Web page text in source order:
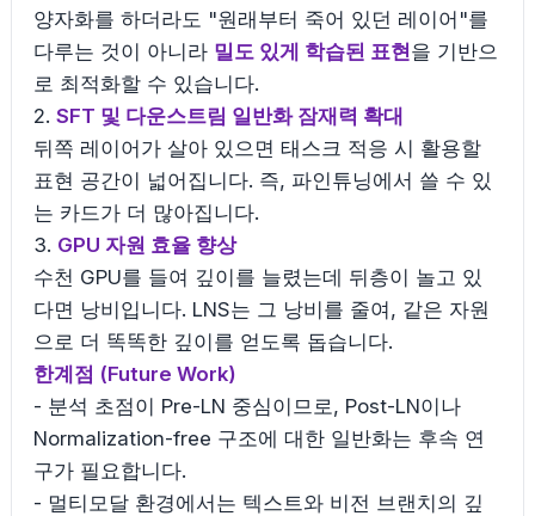
양자화를 하더라도 "원래부터 죽어 있던 레이어"를
다루는 것이 아니라 밀도 있게 학습된 표현을 기반으
로 최적화할 수 있습니다.
2. SFT 및 다운스트림 일반화 잠재력 확대
뒤쪽 레이어가 살아 있으면 태스크 적응 시 활용할
표현 공간이 넓어집니다. 즉, 파인튜닝에서 쓸 수 있
는 카드가 더 많아집니다.
3. GPU 자원 효율 향상
수천 GPU를 들여 깊이를 늘렸는데 뒤층이 놀고 있
다면 낭비입니다. LNS는 그 낭비를 줄여, 같은 자원
으로 더 똑똑한 깊이를 얻도록 돕습니다.
한계점 (Future Work)
- 분석 초점이 Pre-LN 중심이므로, Post-LN이나
Normalization-free 구조에 대한 일반화는 후속 연
구가 필요합니다.
- 멀티모달 환경에서는 텍스트와 비전 브랜치의 깊